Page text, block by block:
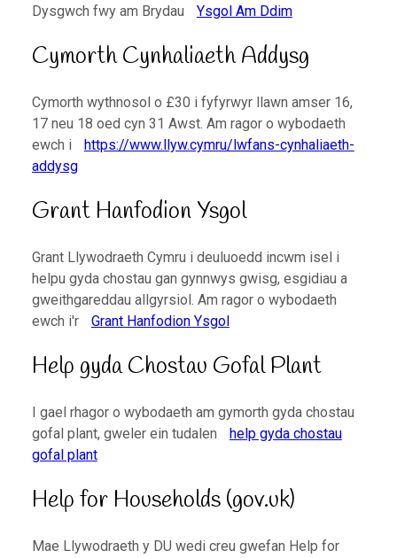
Dysgwch fwy am Brydau
Ysgol Am Ddim
Cymorth Cynhaliaeth Addysg
Cymorth wythnosol o £30 i fyfyrwyr llawn amser 16,
17 neu 18 oed cyn 31 Awst. Am ragor o wybodaeth
ewch i
https://www.llyw.cymru/lwfans-cynhaliaeth-
addysg
Grant Hanfodion Ysgol
Grant Llywodraeth Cymru i deuluoedd incwm isel i
helpu gyda chostau gan gynnwys gwisg, esgidiau a
gweithgareddau allgyrsiol. Am ragor o wybodaeth
ewch i'r
Grant Hanfodion Ysgol
Help gyda Chostau Gofal Plant
I gael rhagor o wybodaeth am gymorth gyda chostau
gofal plant, gweler ein tudalen
help gyda chostau
gofal plant
Help for Households (gov.uk)
Mae Llywodraeth y DU wedi creu gwefan Help for